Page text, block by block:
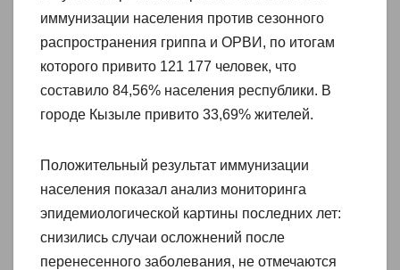
иммунизации населения против сезонного
распространения гриппа и ОРВИ, по итогам
которого привито 121 177 человек, что
составило 84,56% населения республики. В
городе Кызыле привито 33,69% жителей.
Положительный результат иммунизации
населения показал анализ мониторинга
эпидемиологической картины последних лет:
снизились случаи осложнений после
перенесенного заболевания, не отмечаются